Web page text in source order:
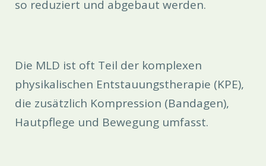
so reduziert und abgebaut werden.
Die MLD ist oft Teil der komplexen
physikalischen Entstauungstherapie (KPE),
die zusätzlich Kompression (Bandagen),
Hautpflege und Bewegung umfasst.